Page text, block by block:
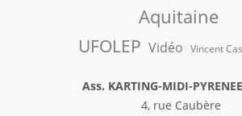
Aquitaine
UFOLEP Vidéo Vincent
Ass. KARTING-MIDI-
4, rue Caubère